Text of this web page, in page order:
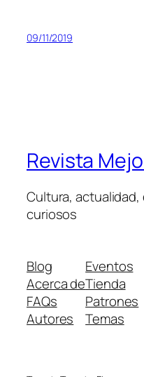
09/11/2019
Revista
Cultura,
curiosos
Blog
Acerca de
FAQs
Autores
Eventos
Tienda
Patrones
Temas